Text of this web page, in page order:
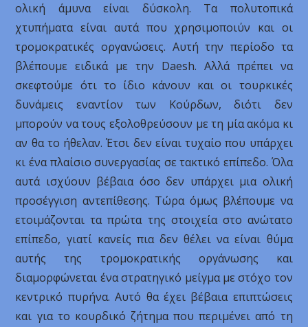
ολική άμυνα είναι δύσκολη. Τα πολυτοπικά
χτυπήματα είναι αυτά που χρησιμοποιύν και οι
τρομοκρατικές οργανώσεις. Αυτή την περίοδο τα
βλέπουμε ειδικά με την Daesh. Αλλά πρέπει να
σκεφτούμε ότι το ίδιο κάνουν και οι τουρκικές
δυνάμεις εναντίον των Κούρδων, διότι δεν
μπορούν να τους εξολοθρεύσουν με τη μία ακόμα κι
αν θα το ήθελαν. Έτσι δεν είναι τυχαίο που υπάρχει
κι ένα πλαίσιο συνεργασίας σε τακτικό επίπεδο. Όλα
αυτά ισχύουν βέβαια όσο δεν υπάρχει μια ολική
προσέγγιση αντεπίθεσης. Τώρα όμως βλέπουμε να
ετοιμάζονται τα πρώτα της στοιχεία στο ανώτατο
επίπεδο, γιατί κανείς πια δεν θέλει να είναι θύμα
αυτής της τρομοκρατικής οργάνωσης και
διαμορφώνεται ένα στρατηγικό μείγμα με στόχο τον
κεντρικό πυρήνα. Αυτό θα έχει βέβαια επιπτώσεις
και για το κουρδικό ζήτημα που περιμένει από τη